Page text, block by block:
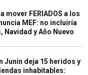
mover FERIADOS a los
MEF: no incluiría
Navidad y Año Nuevo
Junín deja 15 heridos y
inhabitables: